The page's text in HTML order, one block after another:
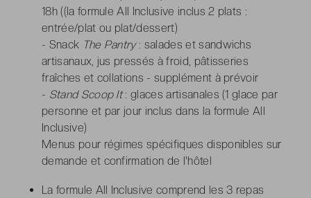
18h ((la formule All Inclusive inclus 2 plats :
entrée/plat ou plat/dessert)
- Snack The Pantry: salades et sandwichs
artisanaux, jus pressés à froid, pâtisseries
fraîches et collations - supplément à prévoir
- Stand Scoop It: glaces artisanales (1 glace par
personne et par jour inclus dans la formule All
Inclusive)
Menus pour régimes spécifiques disponibles sur
demande et confirmation de l'hôtel
La formule All Inclusive comprend les 3 repas